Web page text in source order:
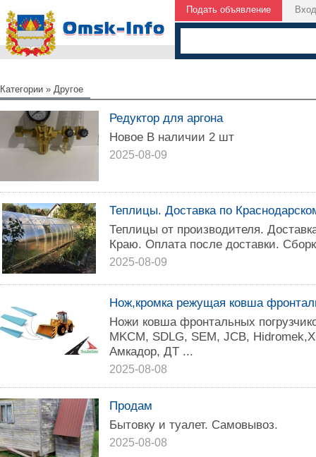
Подать объявление Вход
Категории » Другое
Редуктор для аргона
Новое В наличии 2 шт
2025-08-09
Теплицы. Доставка по
Теплицы от производителя.
Краю. Оплата после доставки.
2025-08-09
Нож,кромка режущая ковша
Нoжи ковшa фpонтaльныx
МKCМ, SDLG, SEМ, JCB,
Амкадор, ДТ ...
2025-08-08
Продам
Бытовку и туалет. Самовывоз.
2025-08-08